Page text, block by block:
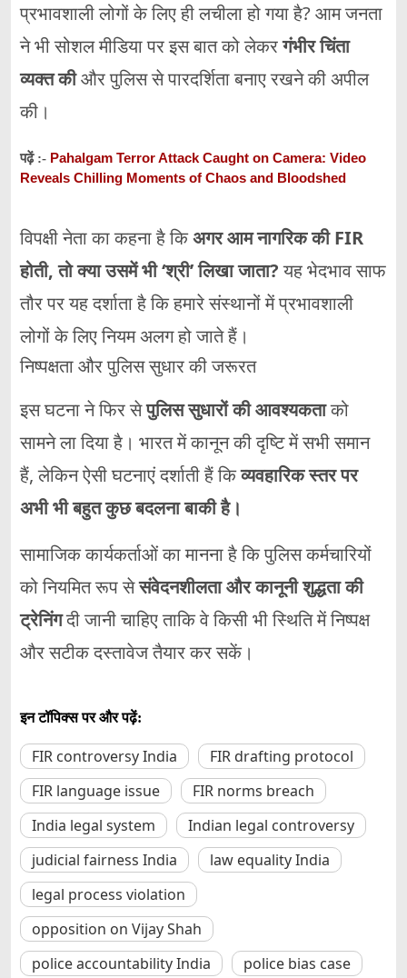
प्रभावशालीलोगोंकेलिएहीलचीलाहोगयाहै? आमजनता
नेभीसोशलमीडियापरइसबातकोलेकरगंभीरचिंता
व्यक्तकीऔरपुलिससेपारदर्शिताबनाएरखनेकीअपील
की।
पढ़ें :- Pahalgam Terror Attack Caught on Camera: Video
Reveals Chilling Moments of Chaos and Bloodshed
विपक्षीनेताकाकहनाहैकिअगरआमनागरिककीFIR
होती,तोक्याउसमेंभी ‘श्री’लिखाजाता? यहभेदभावसाफ
तौरपरयहदर्शाताहैकिहमारेसंस्थानोंमेंप्रभावशाली
लोगोंकेलिएनियमअलगहोजातेहैं।
निष्पक्षता औरपुलिससुधारकीजरूरत
इसघटनानेफिरसेपुलिससुधारोंकीआवश्यकताको
सामनेलादियाहै। भारतमेंकानूनकीदृष्टिमेंसभीसमान
हैं,लेकिनऐसीघटनाएंदर्शातीहैंकिव्यवहारिकस्तरपर
अभीभीबहुतकुछबदलनाबाकीहै।
सामाजिककार्यकर्ताओंकामाननाहैकिपुलिसकर्मचारियों
कोनियमितरूपसेसंवेदनशीलताऔरकानूनीशुद्धताकी
ट्रेनिंगदीजानीचाहिएताकिवेकिसीभीस्थितिमेंनिष्पक्ष
औरसटीकदस्तावेजतैयारकरसकें।
इन टॉपिक्स पर और पढ़ें:
FIR controversy India
FIR drafting protocol
FIR language issue
FIR norms breach
India legal system
Indian legal controversy
judicial fairness India
law equality India
legal process violation
opposition on Vijay Shah
police accountability India
police bias case